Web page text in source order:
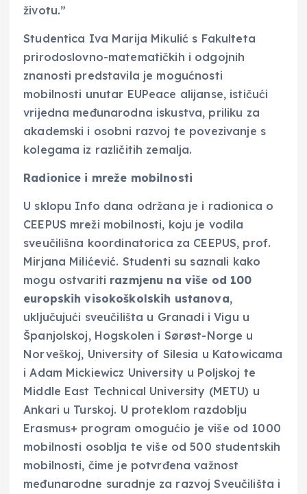
životu.”
Studentica Iva Marija Mikulić s Fakulteta
prirodoslovno-matematičkih i odgojnih
znanosti predstavila je mogućnosti
mobilnosti unutar EUPeace alijanse, ističući
vrijedna međunarodna iskustva, priliku za
akademski i osobni razvoj te povezivanje s
kolegama iz različitih zemalja.
Radionice i mreže mobilnosti
U sklopu Info dana održana je i radionica o
CEEPUS mreži mobilnosti, koju je vodila
sveučilišna koordinatorica za CEEPUS, prof.
Mirjana Milićević. Studenti su saznali kako
mogu ostvariti razmjenu na više od 100
europskih visokoškolskih ustanova,
uključujući sveučilišta u Granadi i Vigu u
Španjolskoj, Hogskolen i Sørøst-Norge u
Norveškoj, University of Silesia u Katowicama
i Adam Mickiewicz University u Poljskoj te
Middle East Technical University (METU) u
Ankari u Turskoj. U proteklom razdoblju
Erasmus+ program omogućio je više od 1000
mobilnosti osoblja te više od 500 studentskih
mobilnosti, čime je potvrđena važnost
međunarodne suradnje za razvoj Sveučilišta i